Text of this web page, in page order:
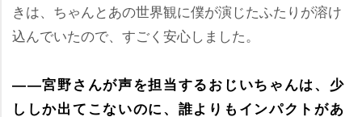
きは、ちゃんとあの世界観に僕が演じたふたりが溶け
込んでいたので、すごく安心しました。
――宮野さんが声を担当するおじいちゃんは、少
ししか出てこないのに、誰よりもインパクトがあ